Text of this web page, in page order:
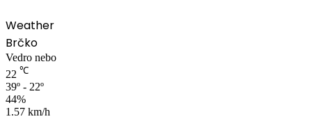
Weather
Brčko
Vedro nebo
22 ℃
39º - 22º
44%
1.57 km/h